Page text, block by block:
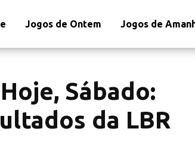
Jogos de Ontem Jogos de
Sábado:
da LBR